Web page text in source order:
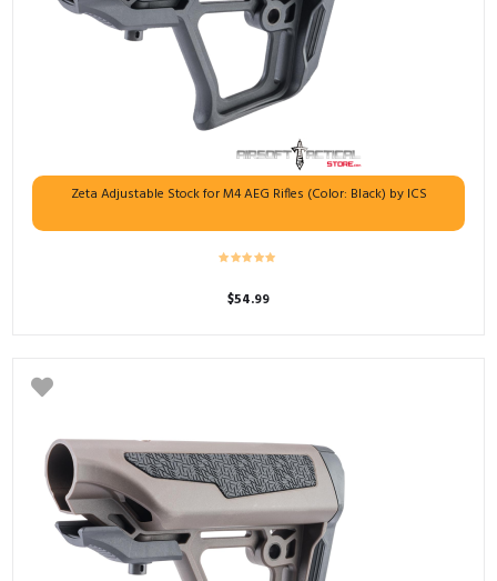
Zeta Adjustable Stock for M4 AEG Rifles (Color: Black) by ICS
$54.99